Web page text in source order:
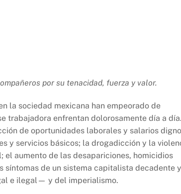
por su tenacidad, fuerza y valor.
la sociedad mexicana han empeorado de
trabajadora enfrentan dolorosamente día a día.
de oportunidades laborales y salarios
y servicios básicos; la drogadicción y la
aumento de las desapariciones, homicidios
síntomas de un sistema capitalista decadente y
e ilegal— y del imperialismo.